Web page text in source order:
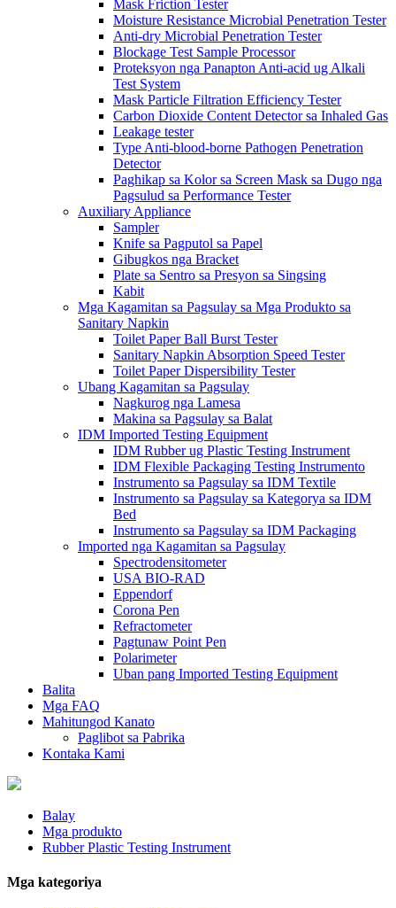
Mask Friction Tester
Moisture Resistance Microbial Penetration Tester
Anti-dry Microbial Penetration Tester
Blockage Test Sample Processor
Proteksyon nga Panapton Anti-acid ug Alkali
Test System
Mask Particle Filtration Efficiency Tester
Carbon Dioxide Content Detector sa Inhaled Gas
Leakage tester
Type Anti-blood-borne Pathogen Penetration
Detector
Paghikap sa Kolor sa Screen Mask sa Dugo nga
Pagsulud sa Performance Tester
Auxiliary Appliance
Sampler
Knife sa Pagputol sa Papel
Gibugkos nga Bracket
Plate sa Sentro sa Presyon sa Singsing
Kabit
Mga Kagamitan sa Pagsulay sa Mga Produkto sa
Sanitary Napkin
Toilet Paper Ball Burst Tester
Sanitary Napkin Absorption Speed ​​Tester
Toilet Paper Dispersibility Tester
Ubang Kagamitan sa Pagsulay
Nagkurog nga Lamesa
Makina sa Pagsulay sa Balat
IDM Imported Testing Equipment
IDM Rubber ug Plastic Testing Instrument
IDM Flexible Packaging Testing Instrumento
Instrumento sa Pagsulay sa IDM Textile
Instrumento sa Pagsulay sa Kategorya sa IDM
Bed
Instrumento sa Pagsulay sa IDM Packaging
Imported nga Kagamitan sa Pagsulay
Spectrodensitometer
USA BIO-RAD
Eppendorf
Corona Pen
Refractometer
Pagtunaw Point Pen
Polarimeter
Uban pang Imported Testing Equipment
Balita
Mga FAQ
Mahitungod Kanato
Paglibot sa Pabrika
Kontaka Kami
Balay
Mga produkto
Rubber Plastic Testing Instrument
Mga kategoriya